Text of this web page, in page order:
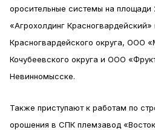
оросительные системы на
«Агрохолдинг
Красногвардейского округа, ООО
Кочубеевского округа и ООО
Невинномысске.
Также приступают к работам по
орошения в СПК племзавод